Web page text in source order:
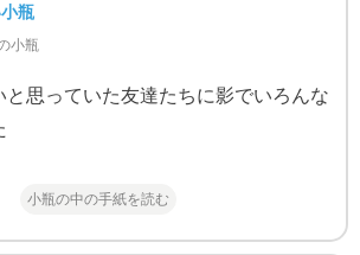
瓶
小瓶
と思っていた友達たちに影でいろんな
小瓶の中の手紙を読む